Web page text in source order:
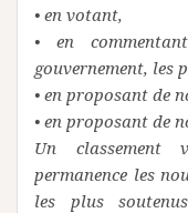
• en votant,
• en
gouvernement, les
• en proposant de
• en proposant de
Un classement
permanence les
les plus